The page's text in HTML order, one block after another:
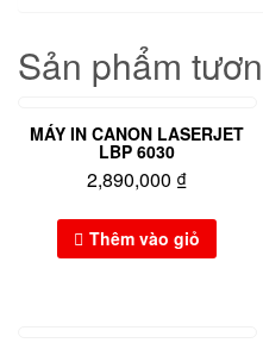
Sản phẩm
MÁY IN CANON LASERJET
LBP 6030
2,890,000 ₫
Thêm vào giỏ